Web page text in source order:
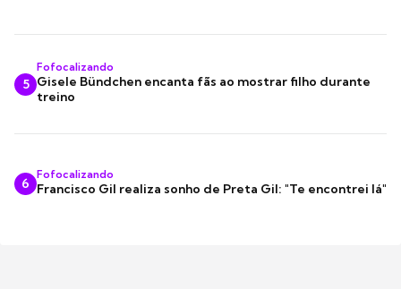
5
Fofocalizando
Gisele Bündchen encanta fãs ao mostrar filho durante
treino
6
Fofocalizando
Francisco Gil realiza sonho de Preta Gil: "Te encontrei lá"